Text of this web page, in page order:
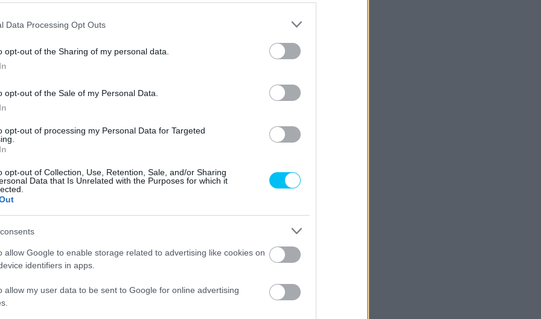
Data Processing Opt Outs
opt-out of the Sharing of my personal data.
opt-out of the Sale of my Personal Data.
opt-out of processing my Personal Data for Targeted
opt-out of Collection, Use, Retention, Sale, and/or Sharing
Data that Is Unrelated with the Purposes for which it
allow Google to enable storage related to advertising like cookies on
identifiers in apps.
allow my user data to be sent to Google for online advertising
a
számára. Az osztrák Max Kofler le van nyűgözve.
Ducati Panigale V4S 1100 cm3-vel versenyeztek
a Misano World Circuit pályán, ugyanebben a
V2 955-össel vettek részt.
osztrák Supersport világbajnokságon versenyző Max
„Hihetetlen, hogy a világ minden tájáról milyen sokan
a Ducati tette igazán menővé.”
rajtoltam, és még néhány V4-est is meg tudtam
nak.„A harmadik helyről indultam a V2-
Nyolc körből hatig vezettem a V2-es osztályt, de